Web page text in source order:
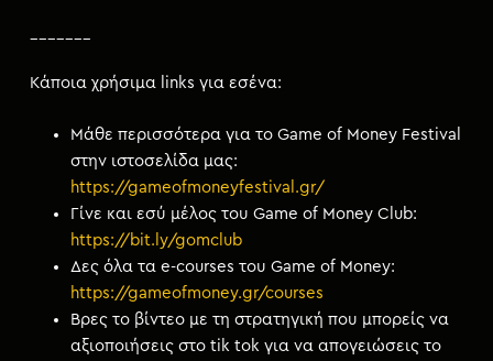
Κάποια χρήσιμα links για εσένα:
Μάθε περισσότερα για το Game of Money Festival
στην ιστοσελίδα μας:
https://gameofmoneyfestival.gr/
Γίνε και εσύ μέλος του Game of Money Club:
https://bit.ly/gomclub
Δες όλα τα e-courses του Game of Money:
https://gameofmoney.gr/courses
Βρες το βίντεο με τη στρατηγική που μπορείς να
αξιοποιήσεις στο tik tok για να απογειώσεις το